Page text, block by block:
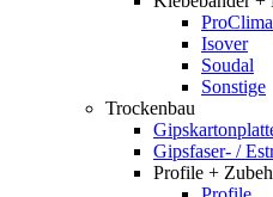
ProClima
Isover
Soudal
Sonstige
Trockenbau
Gipsfaser- /
Profile +